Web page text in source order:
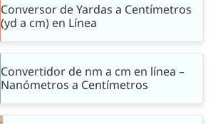
Conversor de Yardas a Centímetros
(yd a cm) en Línea
Convertidor de nm a cm en línea –
Nanómetros a Centímetros